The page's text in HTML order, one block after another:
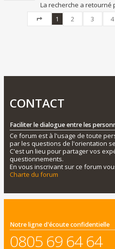
La recherche a retourné
Page sur40
1 2 3 4
CONTACT
Faciliter le dialogue entre les
Ce forum est à l'usage de toute
par les questions de l'orientation
C'est un lieu pour partager vos
questionnements.
En vous inscrivant sur ce forum
Charte du forum
Notre ligne d'écoute confidentielle
0805 69 64 64